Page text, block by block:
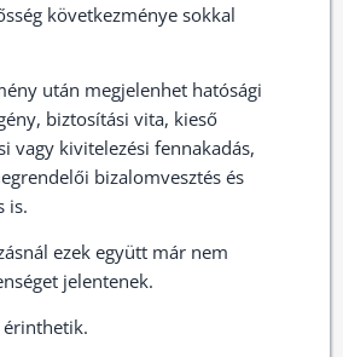
következménye sokkal
után megjelenhet hatósági
biztosítási vita, kieső
vagy kivitelezési fennakadás,
bizalomvesztés és
is.
ezek együtt már nem
jelentenek.
érinthetik.